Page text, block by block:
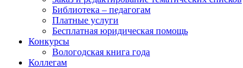
Библиотека – педагогам
Платные услуги
Бесплатная юридическая помощь
Конкурсы
Вологодская книга года
Коллегам